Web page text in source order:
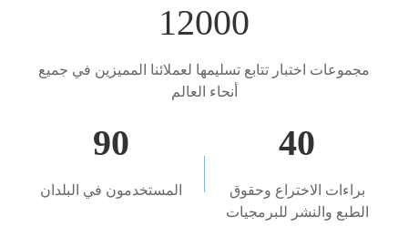
12000
مجموعات اختبار تتابع تسليمها لعملائنا المميزين في جميع
أنحاء العالم
90
المستخدمون في البلدان
40
براءات الاختراع وحقوق
الطبع والنشر للبرمجيات